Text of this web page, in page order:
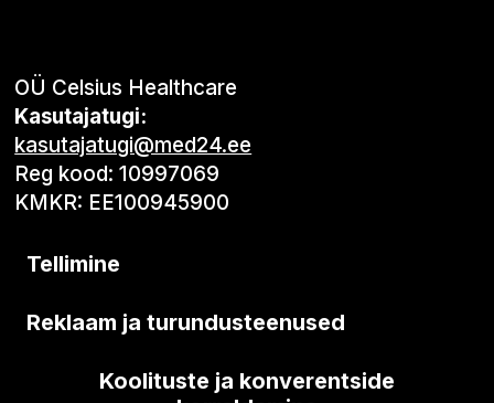
OÜ Celsius Healthcare
Kasutajatugi:
kasutajatugi@med24.ee
Reg kood: 10997069
KMKR: EE100945900
Tellimine
Reklaam ja turundusteenused
Koolituste ja konverentside